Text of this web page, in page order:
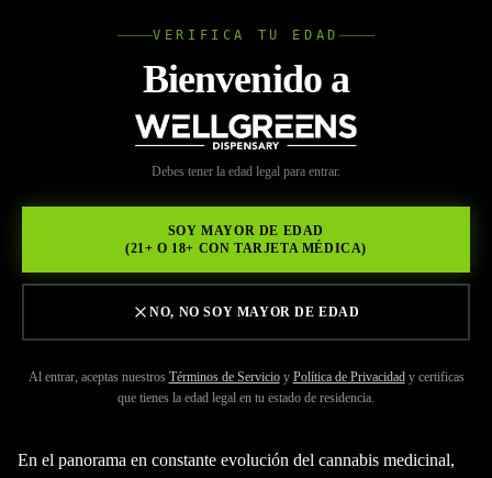
VERIFICA TU EDAD
Bienvenido a
Debes tener la edad legal para entrar.
SOY MAYOR DE EDAD
(21+ O 18+ CON TARJETA MÉDICA)
NO, NO SOY MAYOR DE EDAD
Al entrar, aceptas nuestros Términos de Servicio y Política de Privacidad y certificas
que tienes la edad legal en tu estado de residencia.
Volver a Recursos
Trayendo lo mejor de la
naturaleza para ti
En el panorama en constante evolución del cannabis medicinal,